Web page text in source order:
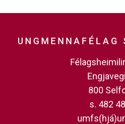
800
s. 482